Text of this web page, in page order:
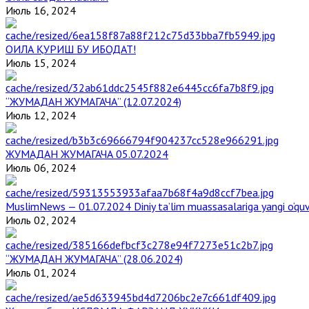
Июль 16, 2024
ОИЛА ҚУРИШ БУ ИБОДАТ!
Июль 15, 2024
“ЖУМАДАН ЖУМАГАЧА” (12.07.2024)
Июль 12, 2024
ЖУМАДАН ЖУМАГАЧА 05.07.2024
Июль 06, 2024
MuslimNews — 01.07.2024 Diniy ta’lim muassasalariga yangi
Июль 02, 2024
“ЖУМАДАН ЖУМАГАЧА” (28.06.2024)
Июль 01, 2024